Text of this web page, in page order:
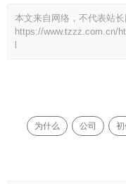
本文来自网络，不代表站
https://www.tzzz.com.cn/
为什么 公司 初